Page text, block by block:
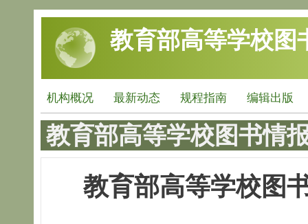
跳转到主要内容
教育部高等学校图
机构概况 最新动态 规程指南 编辑出版
教育部高等学校图书情
教育部高等学校图